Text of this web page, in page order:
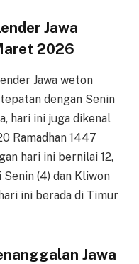
Jawa
2026
Jawa weton
dengan Senin
hari ini juga dikenal
Ramadhan 1447
hari ini bernilai 12,
(4) dan Kliwon
ini berada di Timur
Jawa